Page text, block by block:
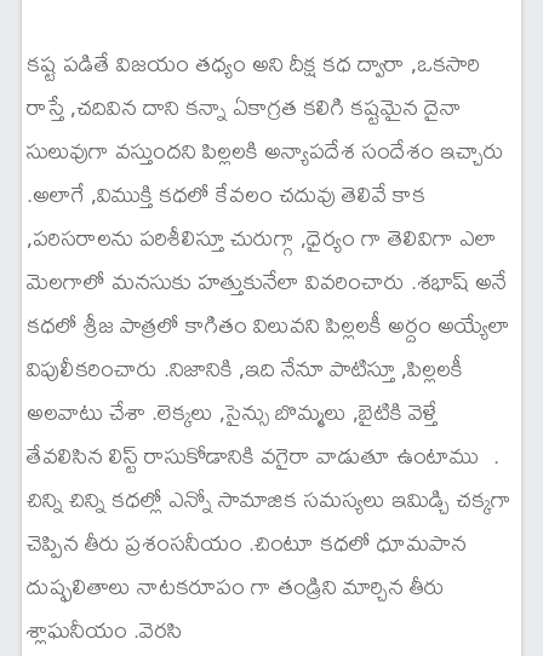
కష్ట పడితే విజయం తధ్యం అని దీక్ష కధ ద్వారా ,ఒకసారి
రాస్తే ,చదివిన దాని కన్నా ఏకాగ్రత కలిగి కష్టమైన దైనా
సులువుగా వస్తుందని పిల్లలకి అన్యాపదేశ సందేశం ఇచ్చారు
.అలాగే ,విముక్తి కధలో కేవలం చదువు తెలివే కాక
,పరిసరాలను పరిశీలిస్తూ చురుగ్గా ,ధైర్యం గా తెలివిగా ఎలా
మెలగాలో మనసుకు హత్తుకునేలా వివరించారు .శభాష్ అనే
కధలో శ్రీజ పాత్రలో కాగితం విలువని పిల్లలకీ అర్దం అయ్యేలా
విపులీకరించారు .నిజానికి ,ఇది నేనూ పాటిస్తూ ,పిల్లలకీ
అలవాటు చేశా .లెక్కలు ,సైన్సు బొమ్మలు ,బైటికి వెళ్తే
తేవలిసిన లిస్ట్ రాసుకోడానికి వగైరా వాడుతూ ఉంటాము .
చిన్ని చిన్ని కధల్లో ఎన్నో సామాజిక సమస్యలు ఇమిడ్చి చక్కగా
చెప్పిన తీరు ప్రశంసనీయం .చింటూ కధలో ధూమపాన
దుష్ఫలితాలు నాటకరూపం గా తండ్రిని మార్చిన తీరు
శ్లాఘనీయం .వెరసి